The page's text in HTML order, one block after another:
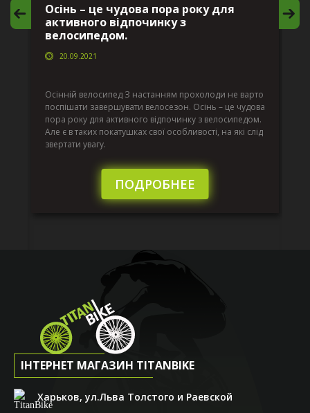
Осінь – це чудова пора року для
активного відпочинку з
велосипедом.
20.09.2021
Осінній велосипед З настанням прохолоди не варто
поспішати завершувати велосезон. Осінь – це чудова
пора року для активного відпочинку з велосипедом.
Але є в таких покатушках свої особливості, на які слід
звертати увагу.
ПОДРОБНЕЕ
ІНТЕРНЕТ МАГАЗИН TITANBIKE
Харьков, ул.Льва Толстого и Раевской